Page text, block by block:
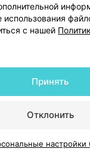
КорзинаИзбранное
глюкозы в
рекомендуется.
лактозы,
лактазы
использования
с нашей
Отклонить
Принять
настройки